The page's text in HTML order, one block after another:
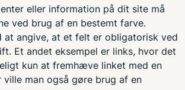
eller information på dit site må
ved brug af en bestemt farve.
at angive, at et felt er obligatorisk ved
Et andet eksempel er links, hvor det
kun at fremhæve linket med en
ville man også gøre brug af en